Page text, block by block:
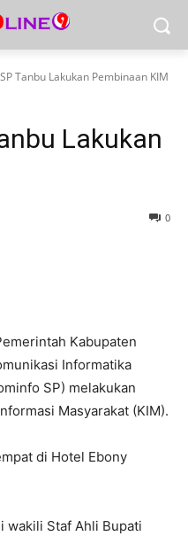
Tanbu Lakukan Pembinaan KIM
Lakukan
0
Kabupaten
Informatika
SP) melakukan
Masyarakat (KIM).
di Hotel Ebony
wakili Staf Ahli Bupati